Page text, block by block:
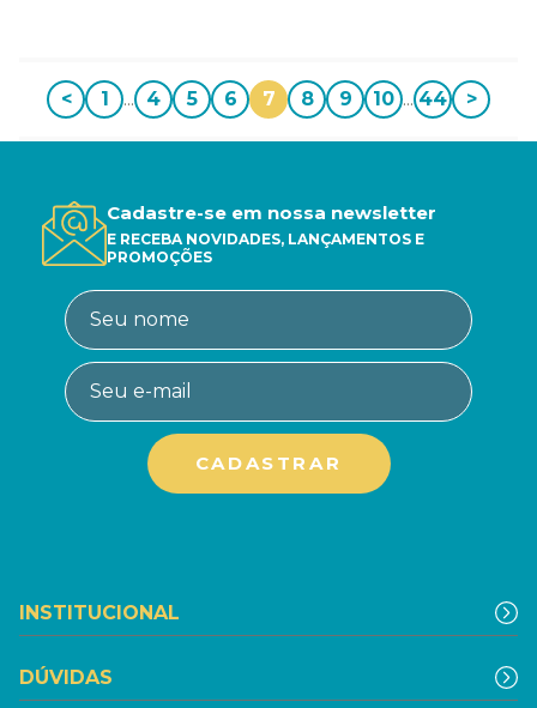
< 1 ... 4 5 6 7 8 9 10 ... 44 >
Cadastre-se em nossa newsletter
E RECEBA NOVIDADES, LANÇAMENTOS E
PROMOÇÕES
INSTITUCIONAL
DÚVIDAS